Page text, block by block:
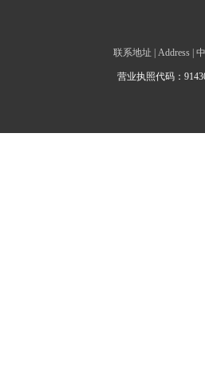
联系地址 | Address |
营业执照代码：